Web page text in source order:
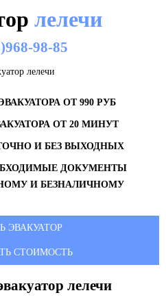
лелечи
98-85
ОТ 990 РУБ
ОТ 20 МИНУТ
И БЕЗ ВЫХОДНЫХ
ДОКУМЕНТЫ
И БЕЗНАЛИЧНОМУ
ЭВАКУАТОР
СТОИМОСТЬ
лелечи